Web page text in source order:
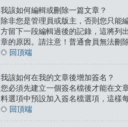
我該如何編輯或刪除一篇文章？
除非您是管理員或版主，否則您只能
方留下一段編輯過後的記錄，這將列
章的原因。請注意！普通會員無法刪
回頂端
我該如何在我的文章後增加簽名？
您必須先建立一個簽名檔後才能在文
料選項中預設加入簽名檔選項，這樣
回頂端